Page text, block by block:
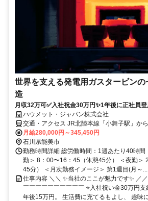
世界を支える発電用ガスタービン
造
月収32万可✅入社祝金30万円✨1年後に正社員登
ハウメット・ジャパン株式会社
交通・アクセス JR北陸本線「小舞子駅」か
月給280,000円～345,450円
石川県能美市
勤務時間詳細 総労働時間：1週あたり40時間
勤＞ 8：00〜16：45（休憩45分） ＜夜勤＞
45分） ＜月次勤務イメージ＞ 第1週目(月～...
仕事内容 ＼＼ ✨当社のここが魅力です✨ ／
￣￣￣￣￣￣￣￣￣￣ ⭐入社祝い金30万円
年後15万円。 生活費に充てるもよし、 趣味